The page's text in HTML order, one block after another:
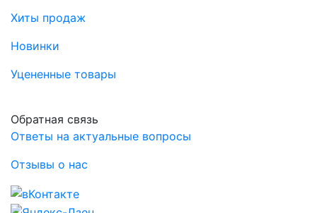
Хиты продаж
Новинки
Уцененные товары
Обратная связь
Ответы на актуальные вопросы
Отзывы о нас